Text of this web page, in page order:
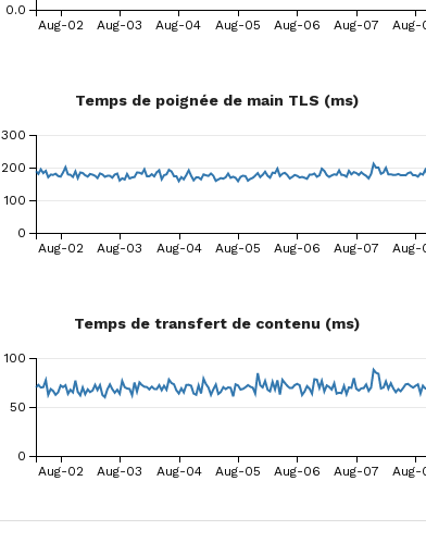
Aug-02 Aug-03 Aug-04 Aug-05 Aug-06 Aug-07 Aug-
0.0
Temps de poignée de main TLS (ms)
Aug-02 Aug-03 Aug-04 Aug-05 Aug-06 Aug-07 Aug-
0
100
200
300
Temps de transfert de contenu (ms)
Aug-02 Aug-03 Aug-04 Aug-05 Aug-06 Aug-07 Aug-
0
50
100